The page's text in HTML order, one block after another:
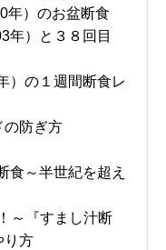
年）のお盆断食
年）と３８回目
）の１週間断食レ
の防ぎ方
食～半世紀を超え
～『すまし汁断
り方